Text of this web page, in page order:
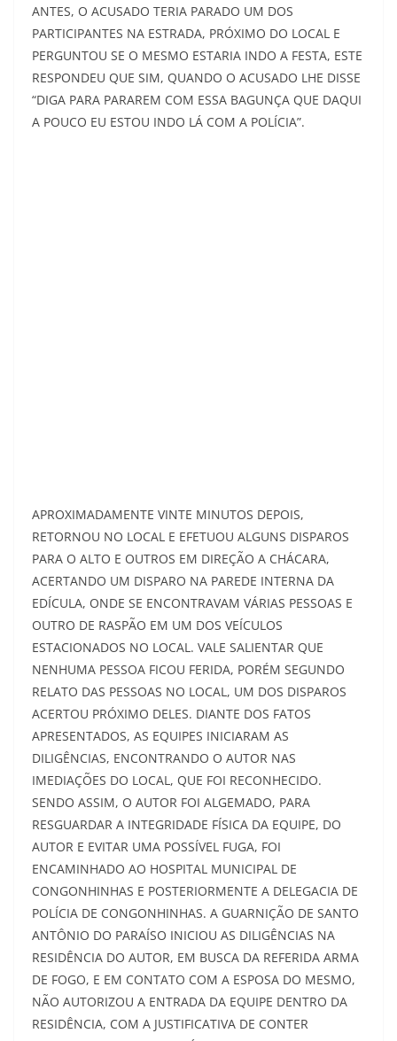
ANTES, O ACUSADO TERIA PARADO UM DOS
PARTICIPANTES NA ESTRADA, PRÓXIMO DO LOCAL E
PERGUNTOU SE O MESMO ESTARIA INDO A FESTA, ESTE
RESPONDEU QUE SIM, QUANDO O ACUSADO LHE DISSE
“DIGA PARA PARAREM COM ESSA BAGUNÇA QUE DAQUI
A POUCO EU ESTOU INDO LÁ COM A POLÍCIA”.
APROXIMADAMENTE VINTE MINUTOS DEPOIS,
RETORNOU NO LOCAL E EFETUOU ALGUNS DISPAROS
PARA O ALTO E OUTROS EM DIREÇÃO A CHÁCARA,
ACERTANDO UM DISPARO NA PAREDE INTERNA DA
EDÍCULA, ONDE SE ENCONTRAVAM VÁRIAS PESSOAS E
OUTRO DE RASPÃO EM UM DOS VEÍCULOS
ESTACIONADOS NO LOCAL. VALE SALIENTAR QUE
NENHUMA PESSOA FICOU FERIDA, PORÉM SEGUNDO
RELATO DAS PESSOAS NO LOCAL, UM DOS DISPAROS
ACERTOU PRÓXIMO DELES. DIANTE DOS FATOS
APRESENTADOS, AS EQUIPES INICIARAM AS
DILIGÊNCIAS, ENCONTRANDO O AUTOR NAS
IMEDIAÇÕES DO LOCAL, QUE FOI RECONHECIDO.
SENDO ASSIM, O AUTOR FOI ALGEMADO, PARA
RESGUARDAR A INTEGRIDADE FÍSICA DA EQUIPE, DO
AUTOR E EVITAR UMA POSSÍVEL FUGA, FOI
ENCAMINHADO AO HOSPITAL MUNICIPAL DE
CONGONHINHAS E POSTERIORMENTE A DELEGACIA DE
POLÍCIA DE CONGONHINHAS. A GUARNIÇÃO DE SANTO
ANTÔNIO DO PARAÍSO INICIOU AS DILIGÊNCIAS NA
RESIDÊNCIA DO AUTOR, EM BUSCA DA REFERIDA ARMA
DE FOGO, E EM CONTATO COM A ESPOSA DO MESMO,
NÃO AUTORIZOU A ENTRADA DA EQUIPE DENTRO DA
RESIDÊNCIA, COM A JUSTIFICATIVA DE CONTER